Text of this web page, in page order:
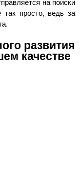
на поиски
так просто, ведь за
развития
качестве